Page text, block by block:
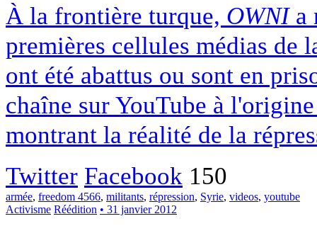
À la frontière turque, OWNIa
premières cellules médias de
ont été abattus ou sont en
chaîne sur YouTube à
montrant la réalité de la
Twitter Facebook 150
armée, freedom 4566, militants, répression, Syrie, videos, youtube
Activisme Réédition • 31 janvier 2012